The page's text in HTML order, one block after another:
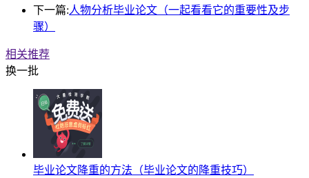
下一篇:人物分析毕业论文（一起看看它的重要性及步
骤）
相关推荐
换一批
毕业论文降重的方法（毕业论文的降重技巧）